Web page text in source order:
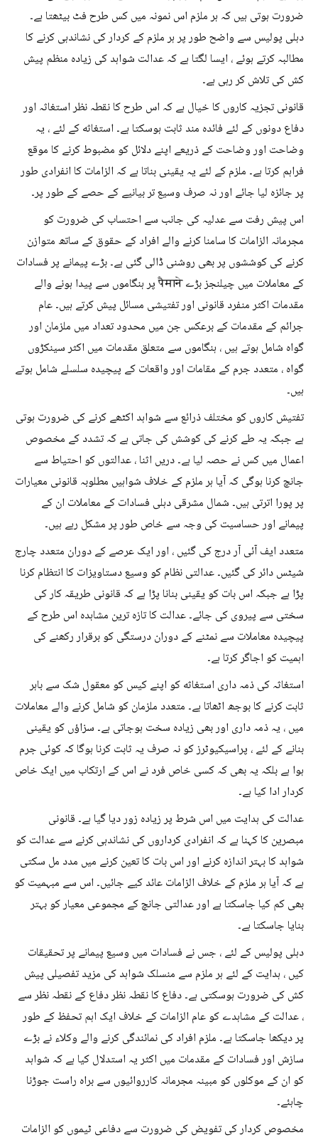
ضرورت ہوتی ہیں کہ ہر ملزم اس نمونہ میں کس طرح فٹ بیٹھتا ہے۔
دہلی پولیس سے واضح طور پر ہر ملزم کے کردار کی نشاندہی کرنے کا
مطالبہ کرتے ہوئے ، ایسا لگتا ہے کہ عدالت شواہد کی زیادہ منظم پیش
کش کی تلاش کر رہی ہے۔
قانونی تجزیہ کاروں کا خیال ہے کہ اس طرح کا نقطہ نظر استغاثہ اور
دفاع دونوں کے لئے فائدہ مند ثابت ہوسکتا ہے۔ استغاثه کے لئے ، یہ
وضاحت اور وضاحت کے ذریعے اپنے دلائل کو مضبوط کرنے کا موقع
فراہم کرتا ہے۔ ملزم کے لئے یہ یقینی بناتا ہے کہ الزامات کا انفرادی طور
پر جائزہ لیا جائے اور نہ صرف وسیع تر بیانیے کے حصے کے طور پر۔
اس پیش رفت سے عدلیہ کی جانب سے احتساب کی ضرورت کو
مجرمانہ الزامات کا سامنا کرنے والے افراد کے حقوق کے ساتھ متوازن
کرنے کی کوششوں پر بھی روشنی ڈالی گئی ہے۔ بڑے پیمانے پر فسادات
کے معاملات میں چیلنجز بڑے पैमाने پر ہنگاموں سے پیدا ہونے والے
مقدمات اکثر منفرد قانونی اور تفتیشی مسائل پیش کرتے ہیں۔ عام
جرائم کے مقدمات کے برعکس جن میں محدود تعداد میں ملزمان اور
گواہ شامل ہوتے ہیں ، ہنگاموں سے متعلق مقدمات میں اکثر سینکڑوں
گواہ ، متعدد جرم کے مقامات اور واقعات کے پیچیدہ سلسلے شامل ہوتے
ہیں۔
تفتیش کاروں کو مختلف ذرائع سے شواہد اکٹھے کرنے کی ضرورت ہوتی
ہے جبکہ یہ طے کرنے کی کوشش کی جاتی ہے کہ تشدد کے مخصوص
اعمال میں کس نے حصہ لیا ہے۔ دریں اثنا ، عدالتوں کو احتیاط سے
جانچ کرنا ہوگی کہ آیا ہر ملزم کے خلاف شواہیں مطلوبہ قانونی معیارات
پر پورا اترتی ہیں۔ شمال مشرقی دہلی فسادات کے معاملات ان کے
پیمانے اور حساسیت کی وجہ سے خاص طور پر مشکل رہے ہیں۔
متعدد ایف آئی آر درج کی گئیں ، اور ایک عرصے کے دوران متعدد چارج
شیٹس دائر کی گئیں۔ عدالتی نظام کو وسیع دستاویزات کا انتظام کرنا
پڑا ہے جبکہ اس بات کو یقینی بنانا پڑا ہے کہ قانونی طریقہ کار کی
سختی سے پیروی کی جائے۔ عدالت کا تازہ ترین مشاہدہ اس طرح کے
پیچیدہ معاملات سے نمٹنے کے دوران درستگی کو برقرار رکھنے کی
اہمیت کو اجاگر کرتا ہے۔
استغاثہ کی ذمہ داری استغاثه کو اپنے کیس کو معقول شک سے باہر
ثابت کرنے کا بوجھ اٹھاتا ہے۔ متعدد ملزمان کو شامل کرنے والے معاملات
میں ، یہ ذمہ داری اور بھی زیادہ سخت ہوجاتی ہے۔ سزاؤں کو یقینی
بنانے کے لئے ، پراسیکیوٹرز کو نہ صرف یہ ثابت کرنا ہوگا کہ کوئی جرم
ہوا ہے بلکہ یہ بھی کہ کسی خاص فرد نے اس کے ارتکاب میں ایک خاص
کردار ادا کیا ہے۔
عدالت کی ہدایت میں اس شرط پر زیادہ زور دیا گیا ہے۔ قانونی
مبصرین کا کہنا ہے کہ انفرادی کرداروں کی نشاندہی کرنے سے عدالت کو
شواہد کا بہتر اندازہ کرنے اور اس بات کا تعین کرنے میں مدد مل سکتی
ہے کہ آیا ہر ملزم کے خلاف الزامات عائد کیے جائیں۔ اس سے مبہمیت کو
بھی کم کیا جاسکتا ہے اور عدالتی جانچ کے مجموعی معیار کو بہتر
بنایا جاسکتا ہے۔
دہلی پولیس کے لئے ، جس نے فسادات میں وسیع پیمانے پر تحقیقات
کیں ، ہدایت کے لئے ہر ملزم سے منسلک شواہد کی مزید تفصیلی پیش
کش کی ضرورت ہوسکتی ہے۔ دفاع کا نقطہ نظر دفاع کے نقطہ نظر سے
، عدالت کے مشاہدے کو عام الزامات کے خلاف ایک اہم تحفظ کے طور
پر دیکھا جاسکتا ہے۔ ملزم افراد کی نمائندگی کرنے والے وکلاء نے بڑے
سازش اور فسادات کے مقدمات میں اکثر یہ استدلال کیا ہے کہ شواہد
کو ان کے موکلوں کو مبینہ مجرمانہ کارروائیوں سے براہ راست جوڑنا
چاہئے۔
مخصوص کردار کی تفویض کی ضرورت سے دفاعی ٹیموں کو الزامات